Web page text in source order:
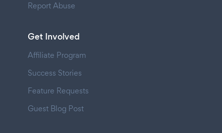
Report Abuse
Get Involved
Affiliate Program
Success Stories
Feature Requests
Guest Blog Post